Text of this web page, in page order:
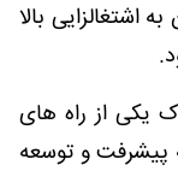
اشتغالزایی بالا
یکی از راه های
پیشرفت و توسعه